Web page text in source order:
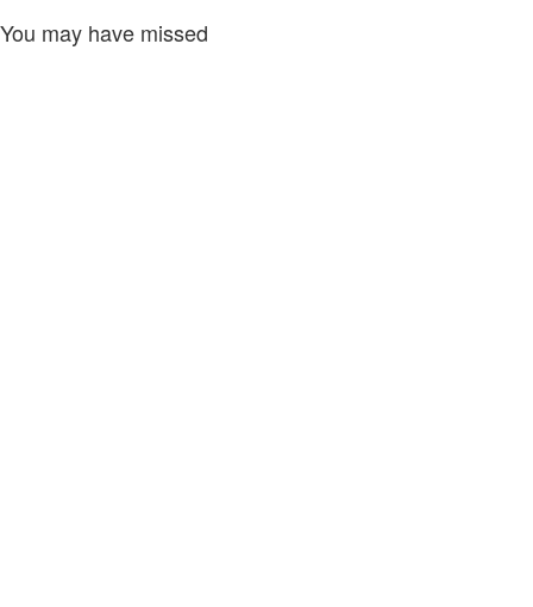
You may have missed